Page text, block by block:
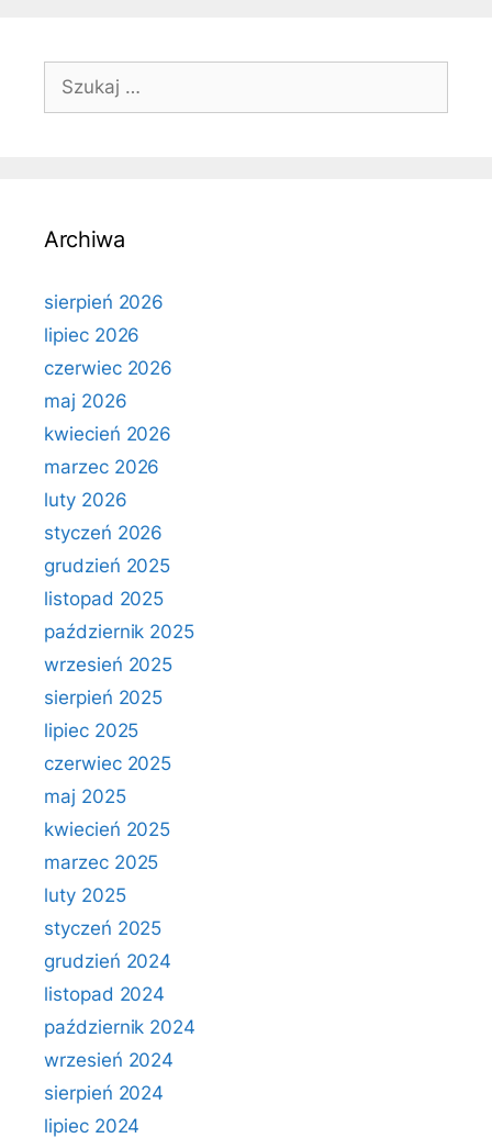
Szukaj:
Archiwa
sierpień 2026
lipiec 2026
czerwiec 2026
maj 2026
kwiecień 2026
marzec 2026
luty 2026
styczeń 2026
grudzień 2025
listopad 2025
październik 2025
wrzesień 2025
sierpień 2025
lipiec 2025
czerwiec 2025
maj 2025
kwiecień 2025
marzec 2025
luty 2025
styczeń 2025
grudzień 2024
listopad 2024
październik 2024
wrzesień 2024
sierpień 2024
lipiec 2024